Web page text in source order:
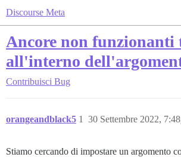
Discourse Meta
Ancore non funzionanti
all'interno
Contribuisci Bug
orangeandblack5 30 Settembre 2022,
1
Stiamo cercando di impostare un argomento